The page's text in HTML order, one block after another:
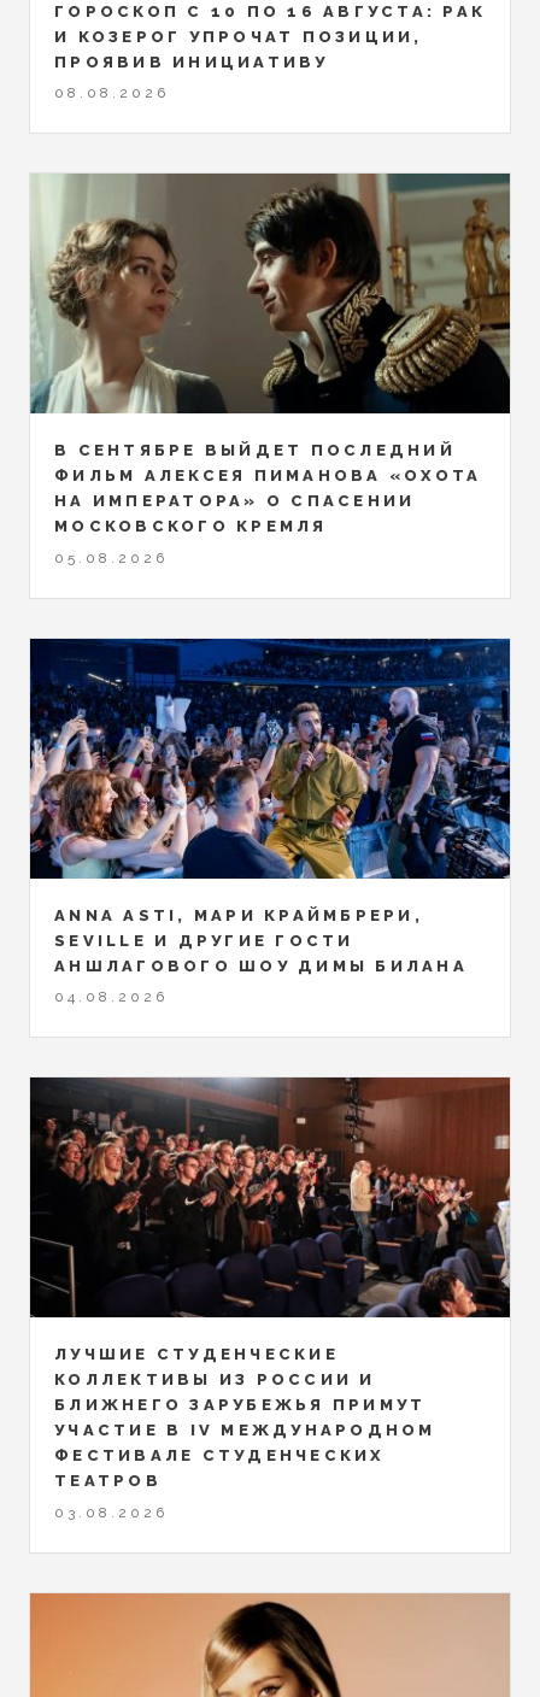
ГОРОСКОП С 10 ПО 16 АВГУСТА: РАК
И КОЗЕРОГ УПРОЧАТ ПОЗИЦИИ,
ПРОЯВИВ ИНИЦИАТИВУ
08.08.2026
В СЕНТЯБРЕ ВЫЙДЕТ ПОСЛЕДНИЙ
ФИЛЬМ АЛЕКСЕЯ ПИМАНОВА «ОХОТА
НА ИМПЕРАТОРА» О СПАСЕНИИ
МОСКОВСКОГО КРЕМЛЯ
05.08.2026
ANNA ASTI, МАРИ КРАЙМБРЕРИ,
SEVILLE И ДРУГИЕ ГОСТИ
АНШЛАГОВОГО ШОУ ДИМЫ БИЛАНА
04.08.2026
ЛУЧШИЕ СТУДЕНЧЕСКИЕ
КОЛЛЕКТИВЫ ИЗ РОССИИ И
БЛИЖНЕГО ЗАРУБЕЖЬЯ ПРИМУТ
УЧАСТИЕ В IV МЕЖДУНАРОДНОМ
ФЕСТИВАЛЕ СТУДЕНЧЕСКИХ
ТЕАТРОВ
03.08.2026